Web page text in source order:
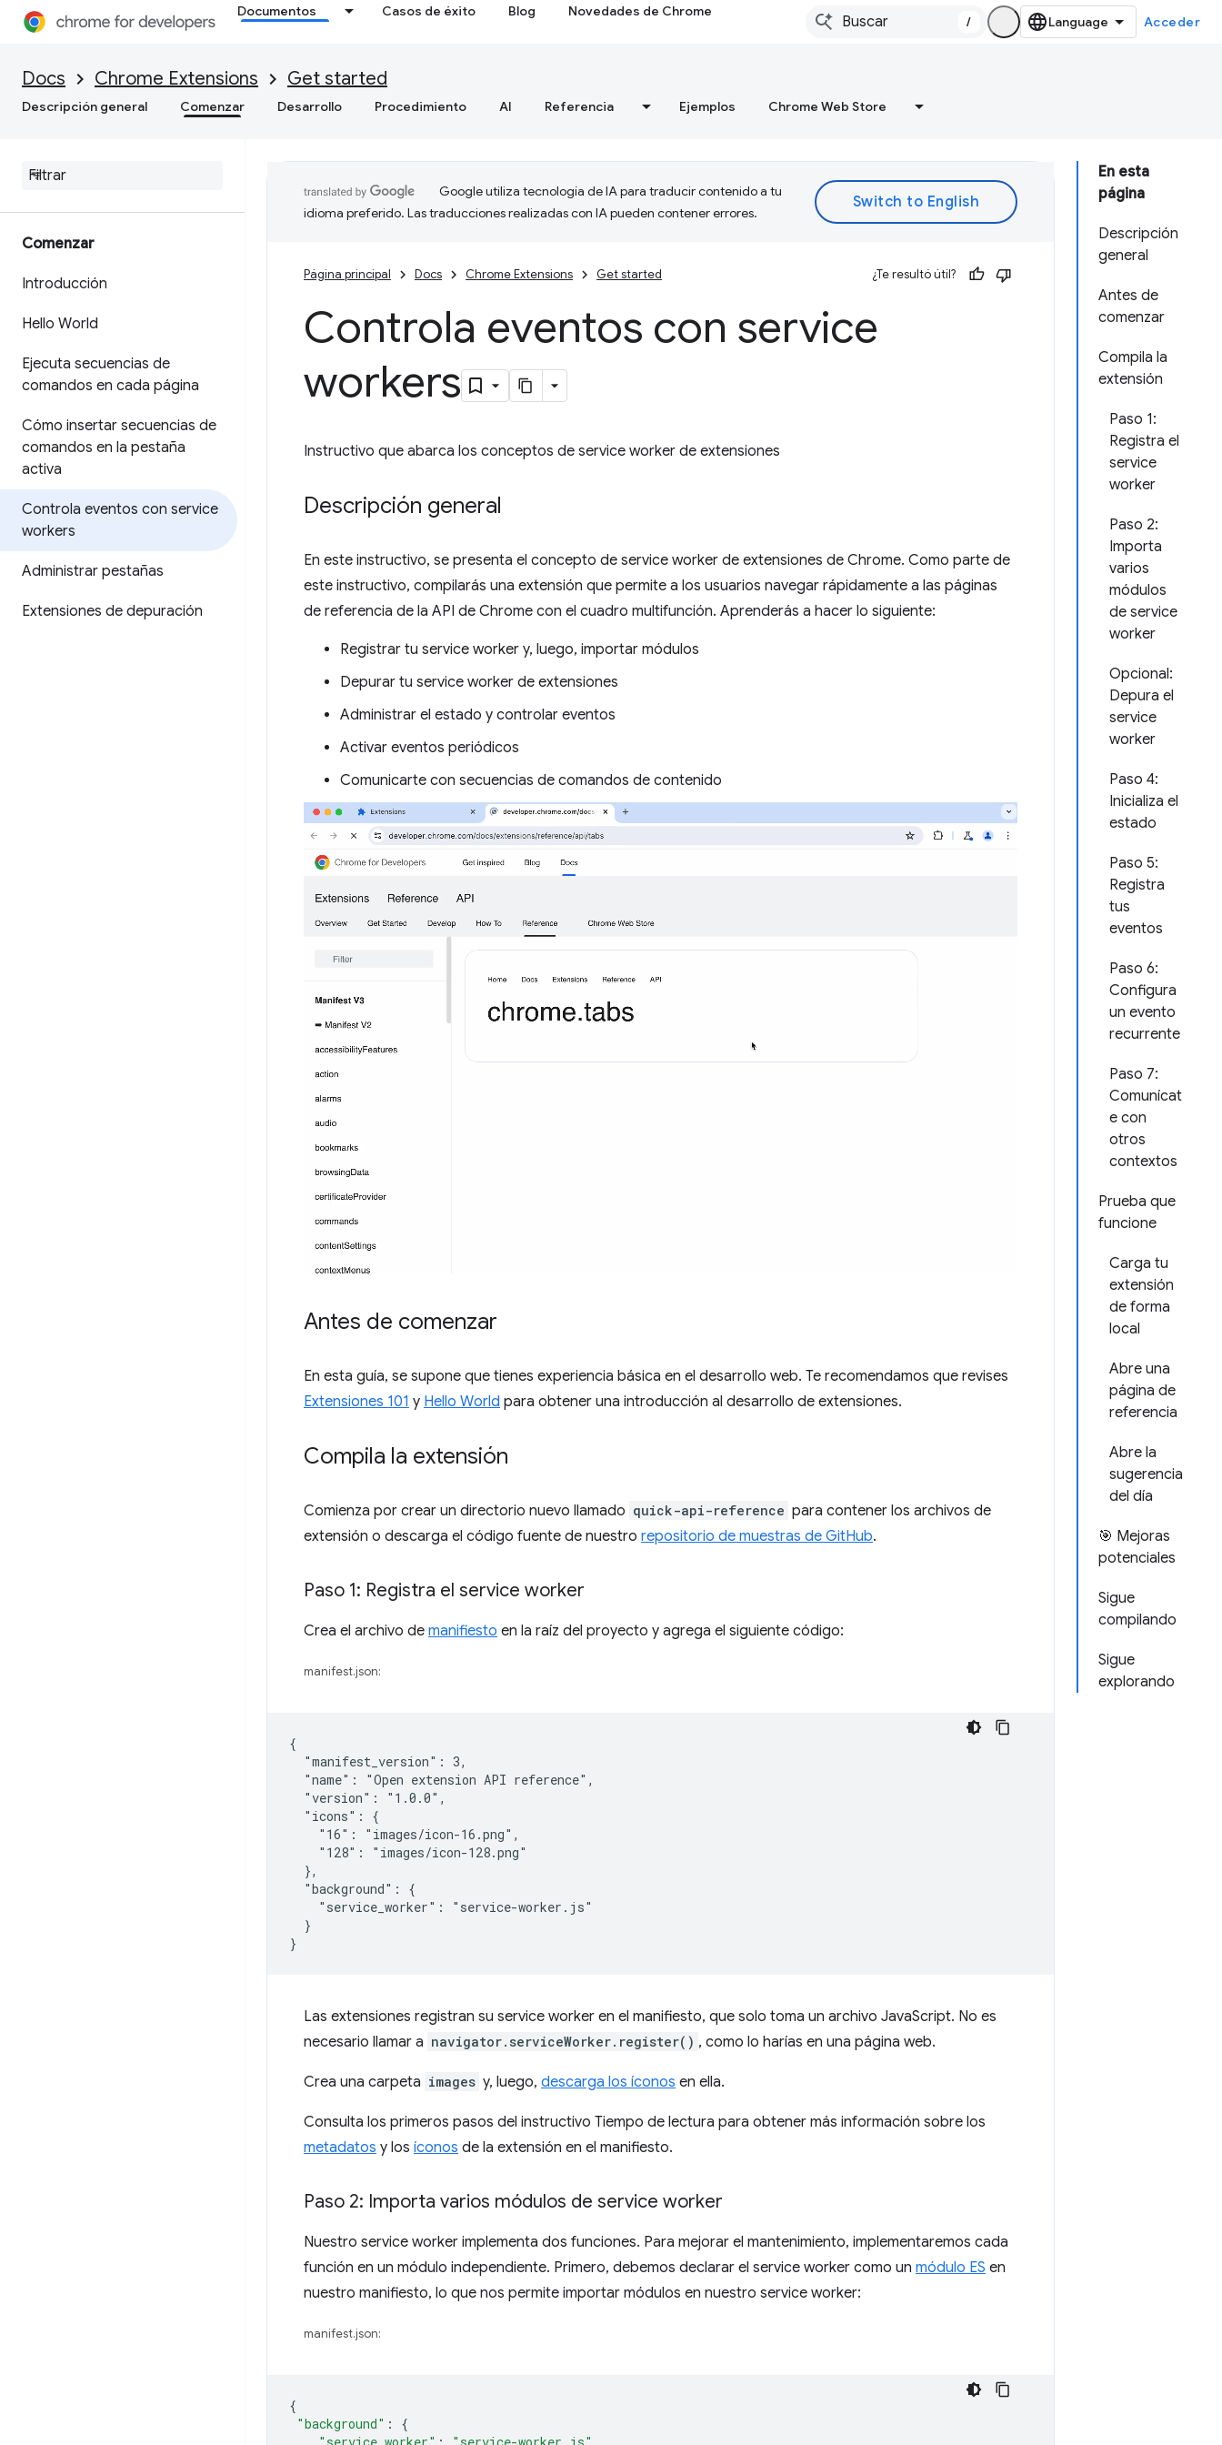
Documentos Casos de éxito Blog Novedades de Chrome
/ Acceder
Docs Chrome Extensions Get started
Descripción general Comenzar Desarrollo Procedimiento AI Referencia Ejemplos Chrome Web Store
Comenzar
Introducción
Hello World
Ejecuta secuencias de
comandos en cada página
Cómo insertar secuencias de
comandos en la pestaña
activa
Controla eventos con service
workers
Administrar pestañas
Extensiones de depuración
En esta
página
Descripción
general
Antes de
comenzar
Compila la
extensión
Paso 1:
Registra el
service
worker
Paso 2:
Importa
varios
módulos
de service
worker
Opcional:
Depura el
service
worker
Paso 4:
Inicializa el
estado
Paso 5:
Registra
tus
eventos
Paso 6:
Configura
un evento
recurrente
Paso 7:
Comunícat
e con
otros
contextos
Prueba que
funcione
Carga tu
extensión
de forma
local
Abre una
página de
referencia
Abre la
sugerencia
del día
🎯 Mejoras
potenciales
Sigue
compilando
Sigue
explorando
Google utiliza tecnología de IA para traducir contenido a tu
idioma preferido. Las traducciones realizadas con IA pueden contener errores.
Página principal Docs Chrome Extensions Get started ¿Te resultó útil?
Controla eventos con service
workers
Instructivo que abarca los conceptos de service worker de extensiones
Descripción general
En este instructivo, se presenta el concepto de service worker de extensiones de Chrome. Como parte de
este instructivo, compilarás una extensión que permite a los usuarios navegar rápidamente a las páginas
de referencia de la API de Chrome con el cuadro multifunción. Aprenderás a hacer lo siguiente:
Registrar tu service worker y, luego, importar módulos
Depurar tu service worker de extensiones
Administrar el estado y controlar eventos
Activar eventos periódicos
Comunicarte con secuencias de comandos de contenido
Antes de comenzar
En esta guía, se supone que tienes experiencia básica en el desarrollo web. Te recomendamos que revises
Extensiones 101 y Hello World para obtener una introducción al desarrollo de extensiones.
Compila la extensión
Comienza por crear un directorio nuevo llamado quick-api-reference para contener los archivos de
extensión o descarga el código fuente de nuestro repositorio de muestras de GitHub.
Paso 1: Registra el service worker
Crea el archivo de manifiesto en la raíz del proyecto y agrega el siguiente código:
manifest.json:
{
  "manifest_version": 3,
  "name": "Open extension API reference",
  "version": "1.0.0",
  "icons": {
    "16": "images/icon-16.png",
    "128": "images/icon-128.png"
  },
  "background": {
    "service_worker": "service-worker.js"
  }
Las extensiones registran su service worker en el manifiesto, que solo toma un archivo JavaScript. No es
necesario llamar a navigator.serviceWorker.register() , como lo harías en una página web.
Crea una carpeta images y, luego, descarga los íconos en ella.
Consulta los primeros pasos del instructivo Tiempo de lectura para obtener más información sobre los
metadatos y los íconos de la extensión en el manifiesto.
Paso 2: Importa varios módulos de service worker
Nuestro service worker implementa dos funciones. Para mejorar el mantenimiento, implementaremos cada
función en un módulo independiente. Primero, debemos declarar el service worker como un módulo ES en
nuestro manifiesto, lo que nos permite importar módulos en nuestro service worker:
manifest.json:
{
"background" :
{